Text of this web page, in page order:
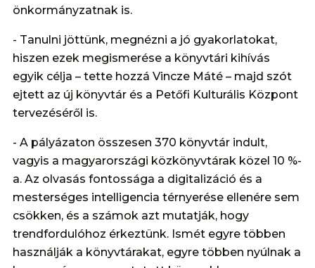
önkormányzatnak is.
- Tanulni jöttünk, megnézni a jó gyakorlatokat,
hiszen ezek megismerése a könyvtári kihívás
egyik célja – tette hozzá Vincze Máté – majd szót
ejtett az új könyvtár és a Petőfi Kulturális Központ
tervezéséről is.
- A pályázaton összesen 370 könyvtár indult,
vagyis a magyarországi közkönyvtárak közel 10 %-
a. Az olvasás fontossága a digitalizáció és a
mesterséges intelligencia térnyerése ellenére sem
csökken, és a számok azt mutatják, hogy
trendfordulóhoz érkeztünk. Ismét egyre többen
használják a könyvtárakat, egyre többen nyúlnak a